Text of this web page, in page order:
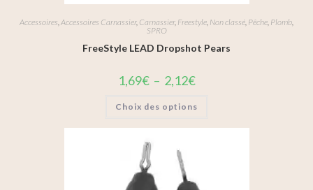
Accessoires,Accessoires Carnassier, Carnassier, Freestyle, Non classé, Pêche, Plomb,
SPRO
FreeStyle LEAD Dropshot Pears
1,69€ – 2,12€
Choix des options